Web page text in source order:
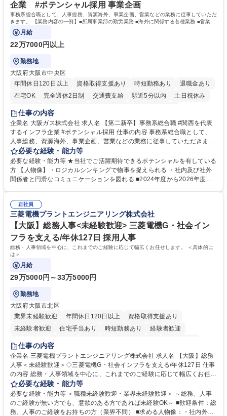
企業 #ポテンシャル採用 事業企画
事務系総合職として、人事総務、資源海外、事業企画、営業などの業務に従事していただ
きます。 【業務内容の一例】■所属事業部の勤労業務 ■海外に関係する各種業務 ■営業部
門の企画スタッフ、ルート営業
月給
22万7000円以上
勤務地
大阪府大阪市中央区
年間休日120日以上
資格取得支援あり 時短勤務あり
退職金あり
在宅OK
完全週休2日制 交通費支給 駅近5分以内
土日祝休み
服装自由
第二新卒歓迎
仕事の内容
企業名 大阪ガス株式会社 求人名 【第二新卒】事務系総合職 #関西を代表
するインフラ企業 #ポテンシャル採用 仕事の内容 事務系総合職として、
人事総務、資源海外、事業企画、営業などの業務に従事していただきま
す。 【業務内容の一例】■所属事業部の勤労業務 ■海外に関係する各種業
務 ■営業部門の企画スタッフ、ルート営業 【キャリアパス】入社後の配属
ポジションで一定期間ご活躍頂いた後、本人の適性及び将来のキャリアを
鑑みてジョブローテーションを行います。 【育成】OJTでの現場育成や研
表するインフラ企業 #ポテンシャル採用
必要な経験・能力等
必要な経験・能力等 ★当社でご活躍期待できるポテンシャルを有している
方 【人物像】・ロジカルシンキングで物事を捉えられる ・社内及び社外
関係者と円滑なコミュニケーションを図れる ■2024年度から2026年度ま
72.html ■エネルギーセキュリティの不安定化や気候変動による自然災害の
甚大化など、これまで以上に社会課題解決の重要性が高まっています。
「未来の日常」の創造に向けて持続可能な社会の実現に貢献してまいりま
す。 学歴・資格 学歴：大学院 大学 語学力： 資格：
正社員
三菱電機プラントエンジニアリング株式会社
【大阪】総務人事<未経験歓迎> 三菱電機G・社会イン
フラを支える/年休127日 採用人事
総務・人事領域を中心に、これまでのご経験に応じて幅広くお任せします。 ＜具体的に
は＞
月給
29万5000円～33万5000円
勤務地
大阪府大阪市北区
業界未経験歓迎
年間休日120日以上
資格取得支援あり
未経験者歓迎
住宅手当あり 時短勤務あり
経験者歓迎
退職金あり
駅近5分以内
土日祝休み 服装自由 寮・社宅あり 食事補助あり
仕事の内容
企業名 三菱電機プラントエンジニアリング株式会社 求人名 【大阪】総務
人事＜未経験歓迎＞◇三菱電機G・社会インフラを支える/年休127日 仕事
の内容 総務・人事領域を中心に、これまでのご経験に応じて幅広くお任せ
します。 ＜具体的には＞ ・総務/人事労務（給与・社保・勤怠管理など）
・採用・教育研修 ・福利厚生運用 など ※基本的には事務所勤務ですが、
採用や教育等の業務内容により、関西圏以外への日帰り・宿泊を伴う国内
出張もございます。 ※担当業務を持ちつつ、お互いに助け合いながら、総
必要な経験・能力等
必要な経験・能力等 ＜職種未経験歓迎・業界未経験歓迎＞ ～総務、人事
のご経験が無い方でも、意欲のある方であれば未経験OK～ ■歓迎条件：総
務、人事のご経験をお持ちの方（業界不問） ■求める人物像：・社内外の